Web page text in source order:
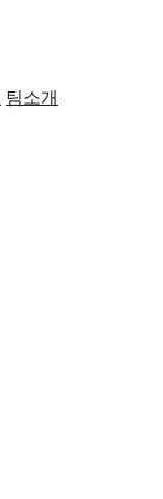
팀소개